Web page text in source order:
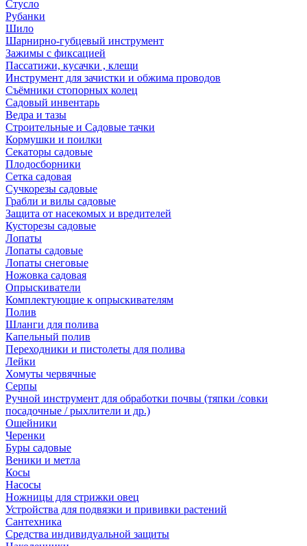
Стусло
Рубанки
Шило
Шарнирно-губцевый инструмент
Зажимы с фиксацией
Пассатижи, кусачки , клещи
Инструмент для зачистки и обжима проводов
Съёмники стопорных колец
Садовый инвентарь
Ведра и тазы
Строительные и Садовые тачки
Кормушки и поилки
Секаторы садовые
Плодосборники
Сетка садовая
Сучкорезы садовые
Грабли и вилы садовые
Защита от насекомых и вредителей
Кусторезы садовые
Лопаты
Лопаты садовые
Лопаты снеговые
Ножовка садовая
Опрыскиватели
Комплектующие к опрыскивателям
Полив
Шланги для полива
Капельный полив
Переходники и пистолеты для полива
Лейки
Хомуты червячные
Серпы
Ручной инструмент для обработки почвы (тяпки /совки
посадочные / рыхлители и др.)
Ошейники
Черенки
Буры садовые
Веники и метла
Косы
Насосы
Ножницы для стрижки овец
Устройства для подвязки и прививки растений
Сантехника
Средства индивидуальной защиты